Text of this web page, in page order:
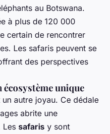
au Botswana.
à plus de 120 000
certain de rencontrer
Les safaris peuvent se
des perspectives
écosystème unique
un autre joyau. Ce dédale
abrite une
Les safaris y sont